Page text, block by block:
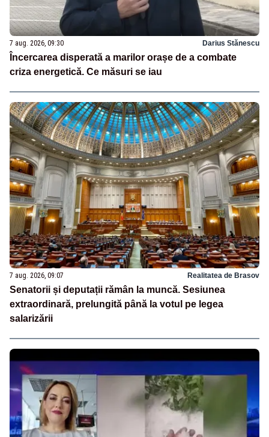
7 aug. 2026, 09:30 Darius Stănescu
Încercarea disperată a marilor orașe de a combate
criza energetică. Ce măsuri se iau
7 aug. 2026, 09:07 Realitatea de Brasov
Senatorii și deputații rămân la muncă. Sesiunea
extraordinară, prelungită până la votul pe legea
salarizării